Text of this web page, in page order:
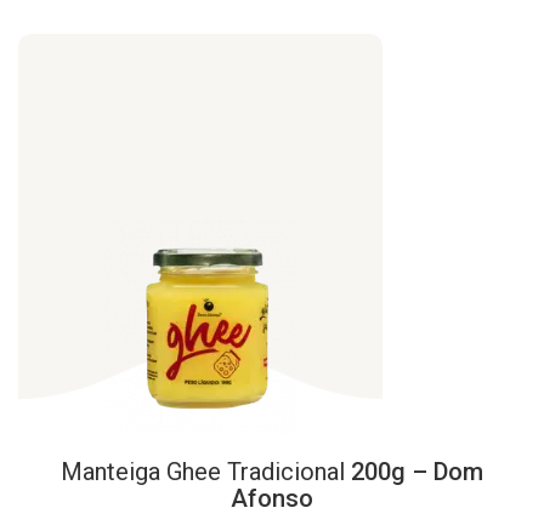
Manteiga Ghee Tradicional 200g – Dom
Afonso